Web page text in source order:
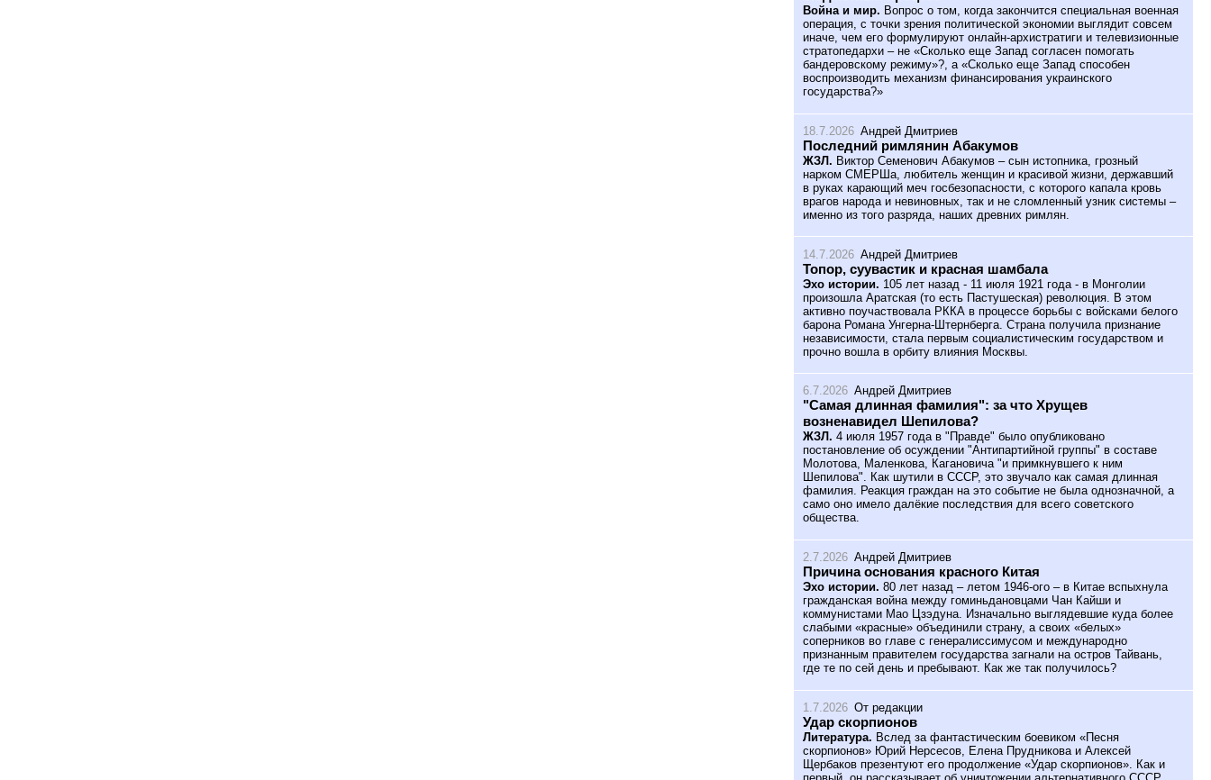
Война и мир. Вопрос о том, когда закончится специальная военная
операция, с точки зрения политической экономии выглядит совсем
иначе, чем его формулируют онлайн-архистратиги и телевизионные
стратопедархи – не «Сколько еще Запад согласен помогать
бандеровскому режиму»?, а «Сколько еще Запад способен
воспроизводить механизм финансирования украинского
государства?»
18.7.2026 Андрей Дмитриев
Последний римлянин Абакумов
ЖЗЛ. Виктор Семенович Абакумов – сын истопника, грозный
нарком СМЕРШа, любитель женщин и красивой жизни, державший
в руках карающий меч госбезопасности, с которого капала кровь
врагов народа и невиновных, так и не сломленный узник системы –
именно из того разряда, наших древних римлян.
14.7.2026 Андрей Дмитриев
Топор, суувастик и красная шамбала
Эхо истории. 105 лет назад - 11 июля 1921 года - в Монголии
произошла Аратская (то есть Пастушеская) революция. В этом
активно поучаствовала РККА в процессе борьбы с войсками белого
барона Романа Унгерна-Штернберга. Страна получила признание
независимости, стала первым социалистическим государством и
прочно вошла в орбиту влияния Москвы.
6.7.2026 Андрей Дмитриев
"Самая длинная фамилия": за что Хрущев
возненавидел Шепилова?
ЖЗЛ. 4 июля 1957 года в "Правде" было опубликовано
постановление об осуждении "Антипартийной группы" в составе
Молотова, Маленкова, Кагановича "и примкнувшего к ним
Шепилова". Как шутили в СССР, это звучало как самая длинная
фамилия. Реакция граждан на это событие не была однозначной, а
само оно имело далёкие последствия для всего советского
общества.
2.7.2026 Андрей Дмитриев
Причина основания красного Китая
Эхо истории. 80 лет назад – летом 1946-ого – в Китае вспыхнула
гражданская война между гоминьдановцами Чан Кайши и
коммунистами Мао Цзэдуна. Изначально выглядевшие куда более
слабыми «красные» объединили страну, а своих «белых»
соперников во главе с генералиссимусом и международно
признанным правителем государства загнали на остров Тайвань,
где те по сей день и пребывают. Как же так получилось?
1.7.2026 От редакции
Удар скорпионов
Литература. Вслед за фантастическим боевиком «Песня
скорпионов» Юрий Нерсесов, Елена Прудникова и Алексей
Щербаков презентуют его продолжение «Удар скорпионов». Как и